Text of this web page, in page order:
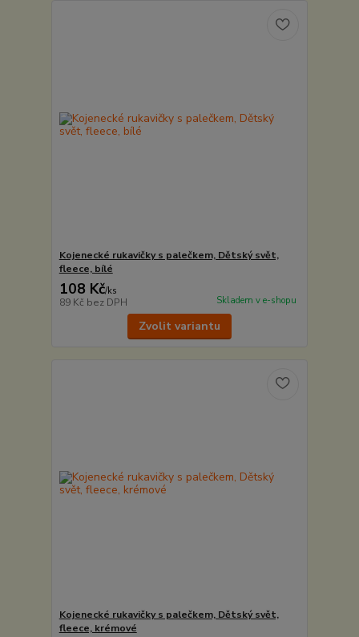
Kojenecké rukavičky s palečkem, Dětský svět,
fleece, bílé
108 Kč/ks
89 Kč bez DPH Skladem v e-shopu
Zvolit variantu
Kojenecké rukavičky s palečkem, Dětský svět,
fleece, krémové